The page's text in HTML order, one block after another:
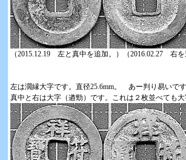
（2015.12.19 左と真中を追加。）（2016.02.27 右
左は濶縁大字です。直径25.6mm。 あー判り易いで
真中と右は大字（遒勁）です。これは２枚並べても